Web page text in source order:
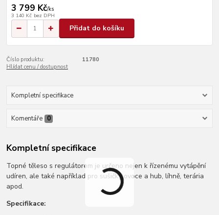
3 799 Kč/ks
3 140 Kč bez DPH
Přidat do košíku
Číslo produktu:
11780
Hlídat cenu / dostupnost
Kompletní specifikace
Komentáře 0
Kompletní specifikace
Topné těleso s regulátorem je určeno nejen k řízenému vytápění
udíren, ale také například pro sušičky ovoce a hub, líhně, terária
apod.
Specifikace: